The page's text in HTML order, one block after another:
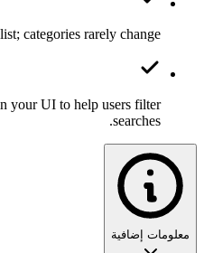
categories rarely change.
your UI to help users filter
searches.
معلومات إضافية